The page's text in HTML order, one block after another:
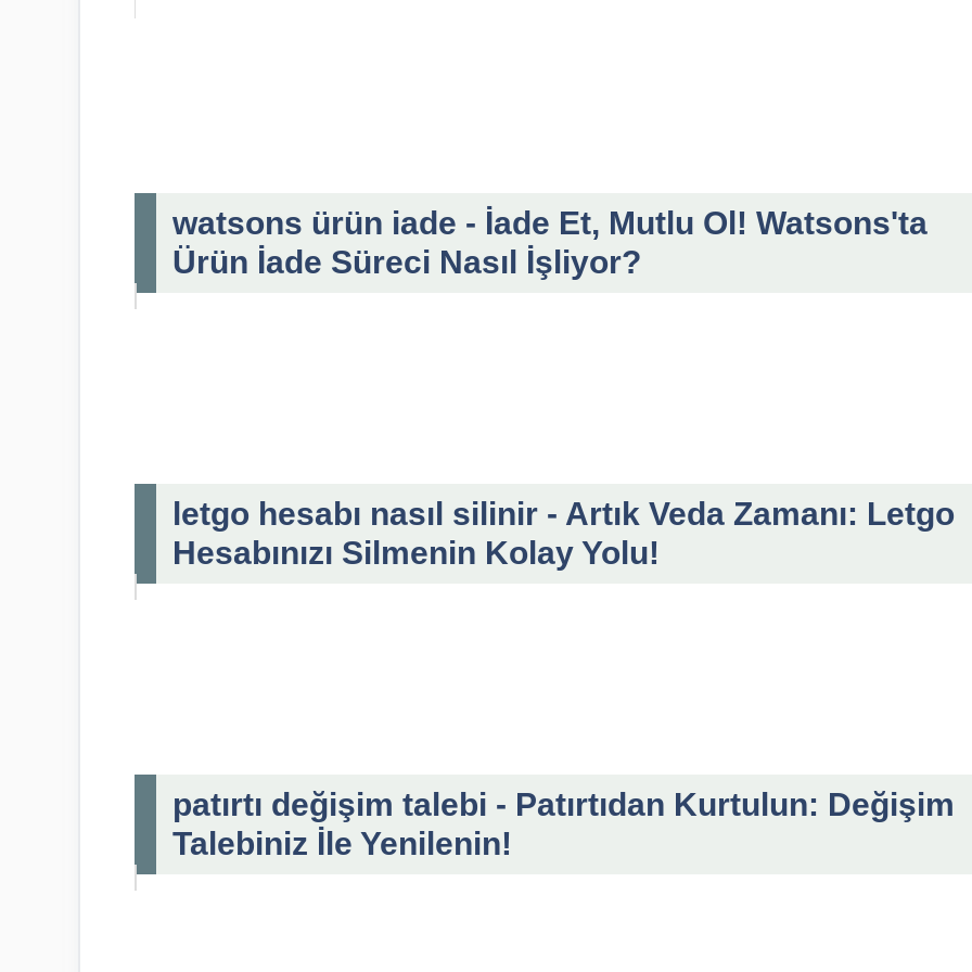
watsons ürün iade - İade Et, Mutlu Ol! Watsons'ta
Ürün İade Süreci Nasıl İşliyor?
letgo hesabı nasıl silinir - Artık Veda Zamanı: Letgo
Hesabınızı Silmenin Kolay Yolu!
patırtı değişim talebi - Patırtıdan Kurtulun: Değişim
Talebiniz İle Yenilenin!